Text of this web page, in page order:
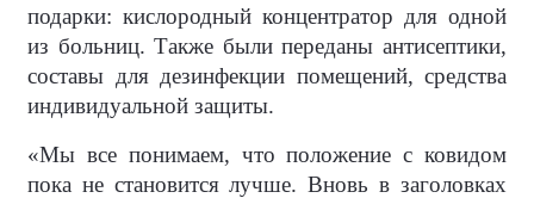
подарки: кислородный концентратор для одной
из больниц. Также были переданы антисептики,
составы для дезинфекции помещений, средства
индивидуальной защиты.
«Мы все понимаем, что положение с ковидом
пока не становится лучше. Вновь в заголовках